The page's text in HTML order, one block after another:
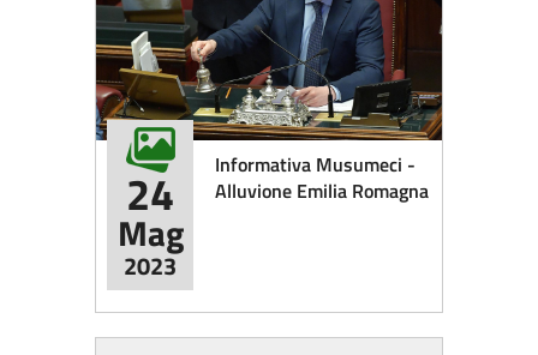
Informativa Musumeci -
Alluvione Emilia Romagna
24
Mag
2023